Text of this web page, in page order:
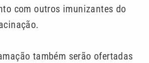
com outros imunizantes do
também serão ofertadas